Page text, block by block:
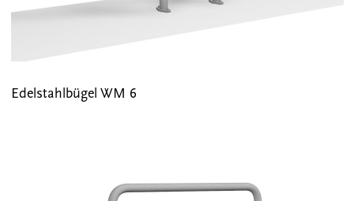
Edelstahlbügel WM 6